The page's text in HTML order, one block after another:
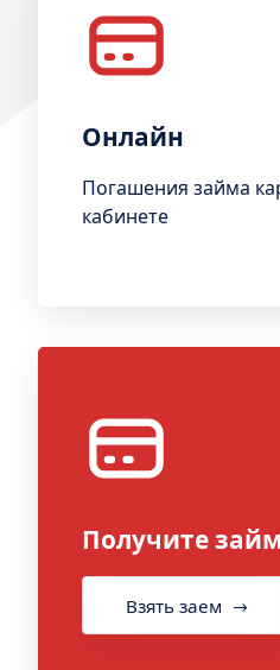
Онлайн
Погашения займа
кабинете
Получите
Взять заем